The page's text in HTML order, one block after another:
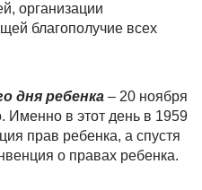
организации
благополучие всех
дня ребенка – 20 ноября
Именно в этот день в 1959
прав ребенка, а спустя
о правах ребенка.